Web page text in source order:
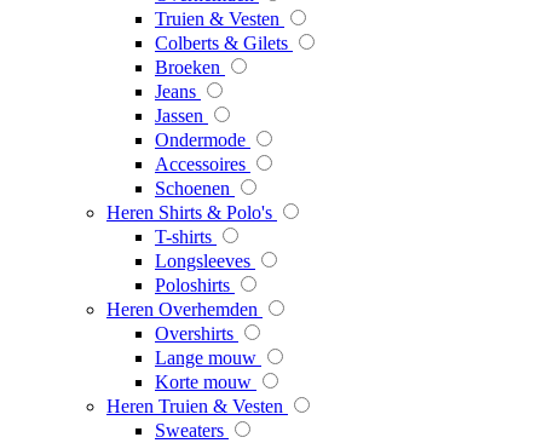
Truien & Vesten
Colberts & Gilets
Broeken
Jeans
Jassen
Ondermode
Accessoires
Schoenen
Heren Shirts & Polo's
T-shirts
Longsleeves
Poloshirts
Heren Overhemden
Overshirts
Lange mouw
Korte mouw
Heren Truien & Vesten
Sweaters